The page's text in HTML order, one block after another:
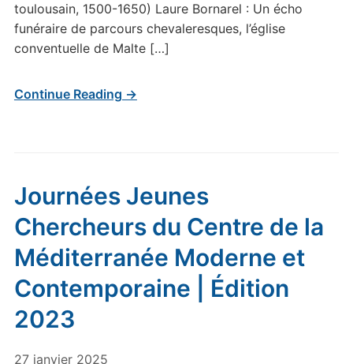
toulousain, 1500-1650) Laure Bornarel : Un écho
funéraire de parcours chevaleresques, l’église
conventuelle de Malte […]
Continue Reading →
Journées Jeunes
Chercheurs du Centre de la
Méditerranée Moderne et
Contemporaine | Édition
2023
27 janvier 2025